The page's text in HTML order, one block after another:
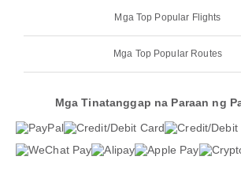
Mga Top Popular Flights
Mga Top Popular Routes
Mga Tinatanggap na Paraan ng